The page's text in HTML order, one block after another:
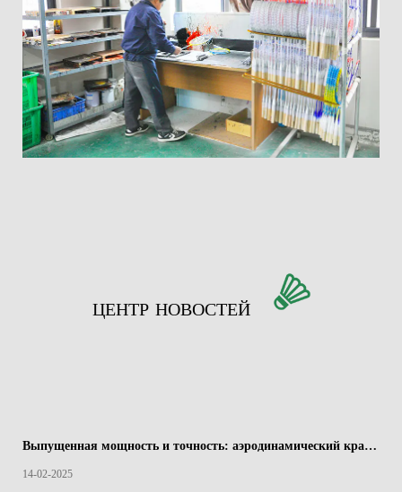
ЦЕНТР НОВОСТЕЙ
Выпущенная мощность и точность: аэродинамический край железного разделения бадминтона
14-02-2025